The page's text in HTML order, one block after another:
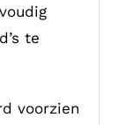
te
voorzien